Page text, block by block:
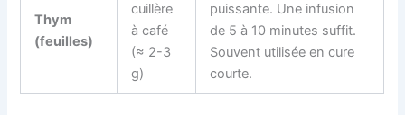
Thym
(feuilles)
cuillère
à café
(≈ 2-3
g)
puissante. Une infusion
de 5 à 10 minutes suffit.
Souvent utilisée en cure
courte.